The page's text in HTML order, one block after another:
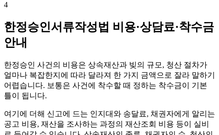
4
한정승인서류작성법 비용·상담료·착수금
안내
한정승인 사건의 비용은 상속재산과 빚의 규모, 청산 절차가
얼마나 복잡한지에 따라 달라져 한 가지 금액으로 잘라 말하기
어렵습니다. 보통은 사건에 착수할 때 정하는 착수금이 기본
틀이 됩니다.
여기에 더해 신고에 드는 인지대와 송달료, 채권자에게 알리는
공고 비용, 재산을 조사하는 과정의 재산조회 비용 등이 실비